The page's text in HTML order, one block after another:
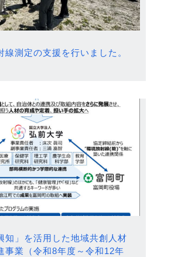
線測定の支援を行いました。
知」を活用した地域共創人材
事業（令和8年度～令和12年